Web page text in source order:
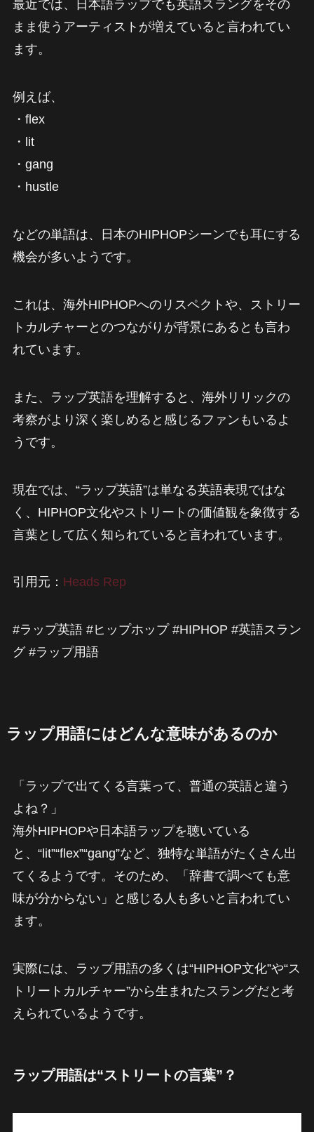
最近では、日本語ラップでも英語スラングをその
まま使うアーティストが増えていると言われてい
ます。
例えば、
・flex
・lit
・gang
・hustle
などの単語は、日本のHIPHOPシーンでも耳にする
機会が多いようです。
これは、海外HIPHOPへのリスペクトや、ストリー
トカルチャーとのつながりが背景にあるとも言わ
れています。
また、ラップ英語を理解すると、海外リリックの
考察がより深く楽しめると感じるファンもいるよ
うです。
現在では、“ラップ英語”は単なる英語表現ではな
く、HIPHOP文化やストリートの価値観を象徴する
言葉として広く知られていると言われています。
引用元： Heads Rep
#ラップ英語 #ヒップホップ #HIPHOP #英語スラン
グ #ラップ用語
ラップ用語にはどんな意味があるのか
「ラップで出てくる言葉って、普通の英語と違う
よね？」
海外HIPHOPや日本語ラップを聴いている
と、“lit”“flex”“gang”など、独特な単語がたくさん出
てくるようです。そのため、「辞書で調べても意
味が分からない」と感じる人も多いと言われてい
ます。
実際には、ラップ用語の多くは“HIPHOP文化”や“ス
トリートカルチャー”から生まれたスラングだと考
えられているようです。
ラップ用語は“ストリートの言葉”？